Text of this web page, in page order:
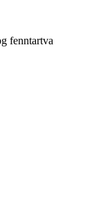
fenntartva